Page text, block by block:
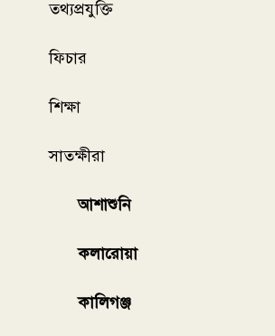
তথ্যপ্রযুক্তি
ফিচার
শিক্ষা
সাতক্ষীরা
আশাশুনি
কলারোয়া
কালিগঞ্জ